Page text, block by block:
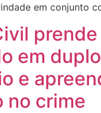
em conjunto
em duplo
e
no crime